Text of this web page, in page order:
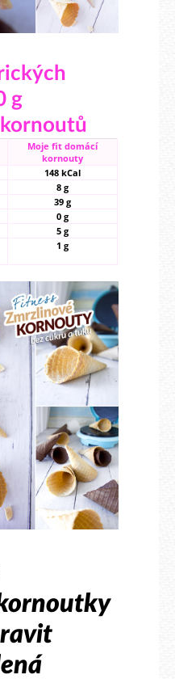
g
Moje fit domácí
kornouty
148 kCal
8 g
39 g
0 g
5 g
1 g